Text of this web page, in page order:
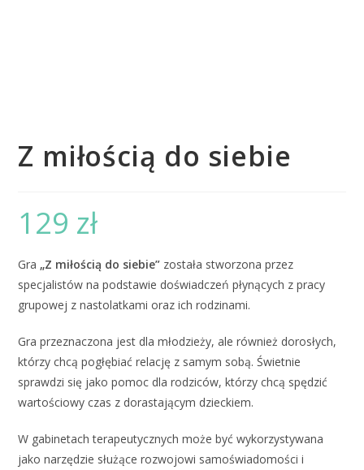
Z miłością do siebie
129 zł
Gra „Z miłością do siebie” została stworzona przez
specjalistów na podstawie doświadczeń płynących z pracy
grupowej z nastolatkami oraz ich rodzinami.
Gra przeznaczona jest dla młodzieży, ale również dorosłych,
którzy chcą pogłębiać relację z samym sobą. Świetnie
sprawdzi się jako pomoc dla rodziców, którzy chcą spędzić
wartościowy czas z dorastającym dzieckiem.
W gabinetach terapeutycznych może być wykorzystywana
jako narzędzie służące rozwojowi samoświadomości i